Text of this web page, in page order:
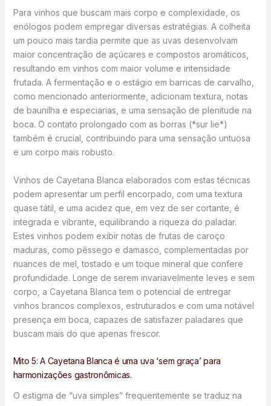
Para vinhos que buscam mais corpo e complexidade, os
enólogos podem empregar diversas estratégias. A colheita
um pouco mais tardia permite que as uvas desenvolvam
maior concentração de açúcares e compostos aromáticos,
resultando em vinhos com maior volume e intensidade
frutada. A fermentação e o estágio em barricas de carvalho,
como mencionado anteriormente, adicionam textura, notas
de baunilha e especiarias, e uma sensação de plenitude na
boca. O contato prolongado com as borras (*sur lie*)
também é crucial, contribuindo para uma sensação untuosa
e um corpo mais robusto.
Vinhos de Cayetana Blanca elaborados com estas técnicas
podem apresentar um perfil encorpado, com uma textura
quase tátil, e uma acidez que, em vez de ser cortante, é
integrada e vibrante, equilibrando a riqueza do paladar.
Estes vinhos podem exibir notas de frutas de caroço
maduras, como pêssego e damasco, complementadas por
nuances de mel, tostado e um toque mineral que confere
profundidade. Longe de serem invariavelmente leves e sem
corpo, a Cayetana Blanca tem o potencial de entregar
vinhos brancos complexos, estruturados e com uma notável
presença em boca, capazes de satisfazer paladares que
buscam mais do que apenas frescor.
Mito 5: A Cayetana Blanca é uma uva ‘sem graça’ para
harmonizações gastronômicas.
O estigma de “uva simples” frequentemente se traduz na